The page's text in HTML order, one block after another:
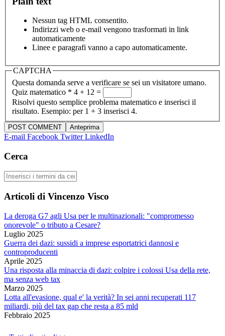
Nessun tag HTML consentito.
Indirizzi web o e-mail vengono trasformati in link
automaticamente
Linee e paragrafi vanno a capo automaticamente.
CAPTCHA
Questa domanda serve a verificare se sei un visitatore umano.
Quiz matematico * 4 + 12 =
Risolvi questo semplice problema matematico e inserisci il
risultato. Esempio: per 1 + 3 inserisci 4.
E-mail Facebook TwitterLinkedIn
Cerca
Cerca
Articoli di Vincenzo Visco
La deroga G7 agli Usa per le multinazionali: "compromesso
onorevole" o tributo a Cesare?
Luglio 2025
Guerra dei dazi: sussidi a imprese esportatrici dannosi e
controproducenti
Aprile 2025
Una risposta alla minaccia di dazi: colpire i colossi Usa della rete,
ma senza web tax
Marzo 2025
Lotta all'evasione, qual e' la verità? In sei anni recuperati 117
miliardi, più del tax gap che resta a 85 mld
Febbraio 2025